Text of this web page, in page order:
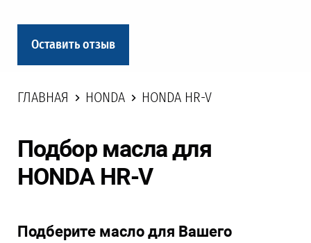
Оставить отзыв
ГЛАВНАЯ HONDA HONDA HR-V
Подбор масла для
HONDA HR-V
Подберите масло для Вашего